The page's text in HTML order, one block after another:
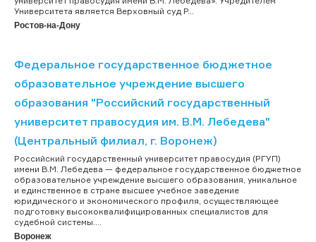
Университета является Верховный суд Р...
Ростов-на-Дону
Федеральное государственное бюджетное
образовательное учреждение высшего
образования "Российский государственный
университет правосудия им. В.М. Лебедева"
(Центральный филиал, г. Воронеж)
Российский государственный университет правосудия (РГУП)
имени В.М. Лебедева — федеральное государственное бюджетное
образовательное учреждение высшего образования, уникальное
и единственное в стране высшее учебное заведение
юридического и экономического профиля, осуществляющее
подготовку высококвалифицированных специалистов для
судебной системы....
Воронеж